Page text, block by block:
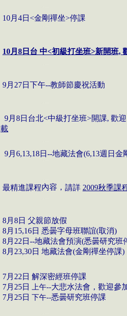
10月4日<金剛禪坐>停課
10月8日台 中<初級打坐班>新開班,
9月27日下午--教師節慶祝活動
9月 8日台北<中級打坐班>開課, 歡
載
9月 6,13,18日--地藏法會(6,13週日 金
最精進課程內容， 請詳 2009秋季課
8月 8日 父親節放假
8月 15,16日 悉曇字母班聯誼(取消)
8月22日--地藏法會預演(悉曇研究班
8月 23,30日 地藏法會(金剛禪坐停課)
7月 22 日 解深密經班停課
7月 25日 上午--大悲水法會 ， 歡迎參
7月 25日 下午--悉曇研究班停課